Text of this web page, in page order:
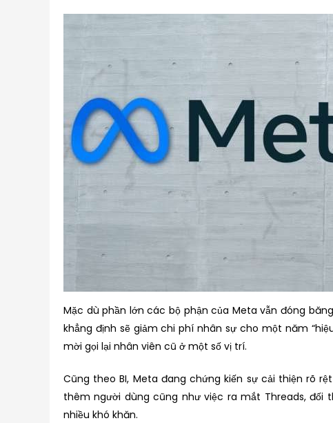
Mặc dù phần lớn các bộ phận của Meta vẫn đóng
khẳng định sẽ giảm chi phí nhân sự cho một năm
mời gọi lại nhân viên cũ ở một số vị trí.
Cũng theo BI, Meta đang chứng kiến sự cải thiện rõ
thêm người dùng cũng như việc ra mắt Threads, đối
nhiều khó khăn.